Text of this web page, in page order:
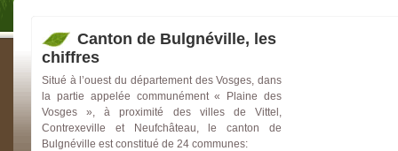
Canton de Bulgnéville, les
chiffres
Situé à l’ouest du département des Vosges, dans
la partie appelée communément « Plaine des
Vosges », à proximité des villes de Vittel,
Contrexeville et Neufchâteau, le canton de
Bulgnéville est constitué de 24 communes: